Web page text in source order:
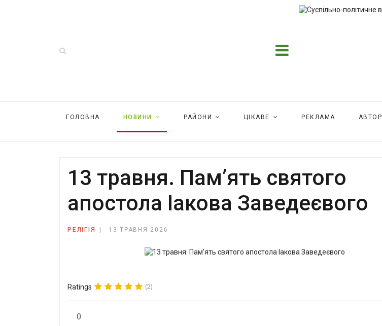
ГОЛОВНА НОВИНИ РАЙОНИ ЦІКАВЕ РЕКЛАМА
13 травня. Пам’ять святого
апостола Іакова Заведеєвого
РЕЛІГІЯ 13 ТРАВНЯ 2026
Ratings (2)
0